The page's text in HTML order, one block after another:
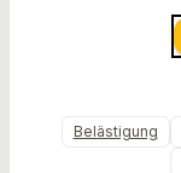
Belästigung